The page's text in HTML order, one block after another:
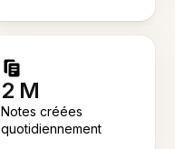
2 M
Notes créées
quotidiennement